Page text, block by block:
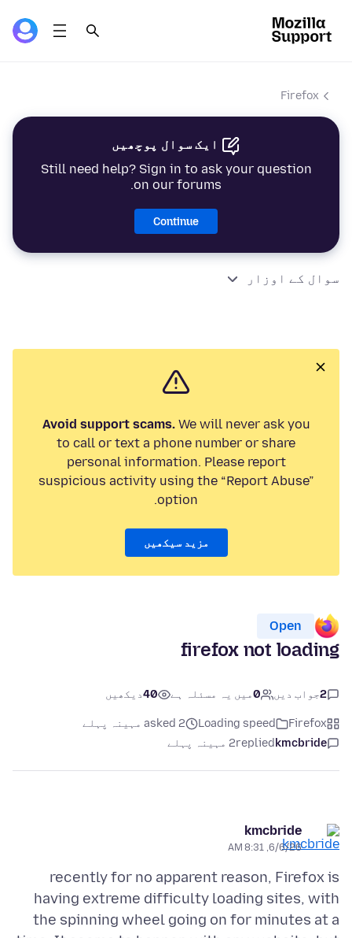
Firefox
ایک سوال پوچھیں
Still need help? Sign in to ask your question
on our forums.
Continue
سوال کے اوزار
Avoid support scams.We will never ask you
to call or text a phone number or share
personal information. Please report
suspicious activity using the “Report Abuse”
option.
مزید سیکھیں
Open
firefox not loading
2جواب دیں 0میں یہ مسئلہ ہے 40دیکھیں
Firefox
Loading speed
asked 2 مہینہ پہلے
kmcbride
replied2 مہینہ پہلے
kmcbride
6/6/26, 8:31 AM
recently for no apparent reason, Firefox is
having extreme difficulty loading sites, with
the spinning wheel going on for minutes at a